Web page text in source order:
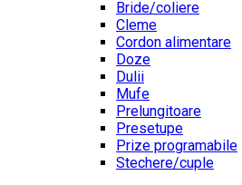
Bride/coliere
Cleme
Cordon alimentare
Doze
Dulii
Mufe
Prelungitoare
Presetupe
Prize programabile
Stechere/cuple